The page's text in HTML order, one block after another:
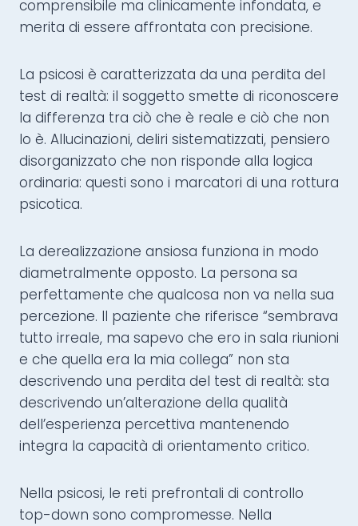
comprensibile ma clinicamente infondata, e
merita di essere affrontata con precisione.
La psicosi è caratterizzata da una perdita del
test di realtà: il soggetto smette di riconoscere
la differenza tra ciò che è reale e ciò che non
lo è. Allucinazioni, deliri sistematizzati, pensiero
disorganizzato che non risponde alla logica
ordinaria: questi sono i marcatori di una rottura
psicotica.
La derealizzazione ansiosa funziona in modo
diametralmente opposto. La persona sa
perfettamente che qualcosa non va nella sua
percezione. Il paziente che riferisce “sembrava
tutto irreale, ma sapevo che ero in sala riunioni
e che quella era la mia collega” non sta
descrivendo una perdita del test di realtà: sta
descrivendo un’alterazione della qualità
dell’esperienza percettiva mantenendo
integra la capacità di orientamento critico.
Nella psicosi, le reti prefrontali di controllo
top-down sono compromesse. Nella